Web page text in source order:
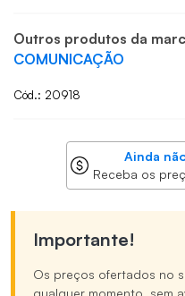
Outros produtos da
COMUNICAÇÃO
Cód.: 20918
Ainda
Receba os
Importante!
Os preços ofertados no